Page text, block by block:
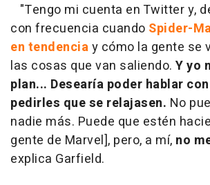
"Tengo mi cuenta en Twitter y,
con frecuencia cuando Spider-
en tendenciay cómo la gente se
las cosas que van saliendo. Y yo
plan... Desearía poder hablar
pedirles que se relajasen. No
nadie más. Puede que estén
gente de Marvel], pero, a mí, no
explica Garfield.